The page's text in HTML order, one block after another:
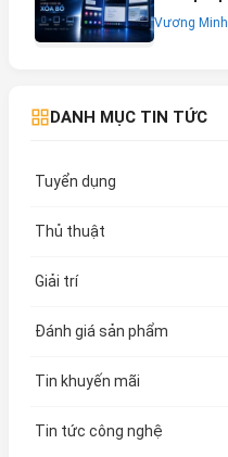
Vương Minh
DANH MỤC TIN TỨC
Tuyển dụng
Thủ thuật
Giải trí
Đánh giá sản phẩm
Tin khuyến mãi
Tin tức công nghệ